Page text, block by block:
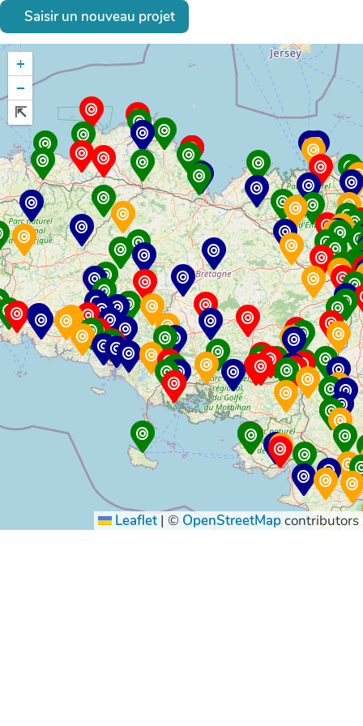
Saisir un nouveau projet
+
−
Leaflet | © OpenStreetMapcontributors